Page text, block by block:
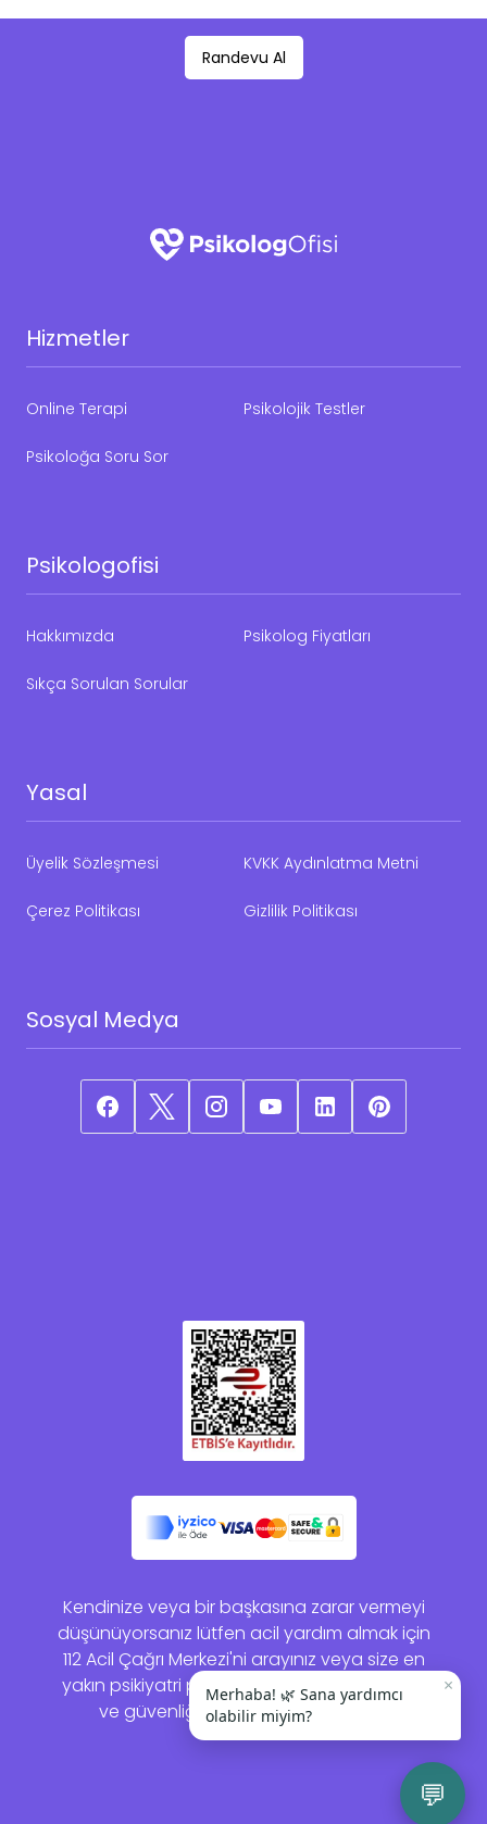
Randevu Al
Hizmetler
Online Terapi Psikolojik Testler
Psikoloğa Soru Sor
Psikologofisi
Hakkımızda Psikolog Fiyatları
Sıkça Sorulan Sorular
Yasal
Üyelik Sözleşmesi KVKK Aydınlatma Metni
Çerez Politikası Gizlilik Politikası
Sosyal Medya
Kendinize veya bir başkasına zarar vermeyi
düşünüyorsanız lütfen acil yardım almak için
112 Acil Çağrı Merkezi'ni arayınız veya size en
yakın psikiyatri polikliniğine gidiniz. Sağlığınız
ve güvenliğiniz bizim için önemlidir.
💬
×
Merhaba! 🌿 Sana yardımcı
olabilir miyim?